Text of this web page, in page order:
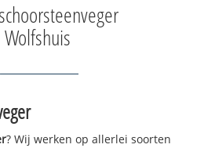
Wolfshuis
? Wij werken op allerlei soorten